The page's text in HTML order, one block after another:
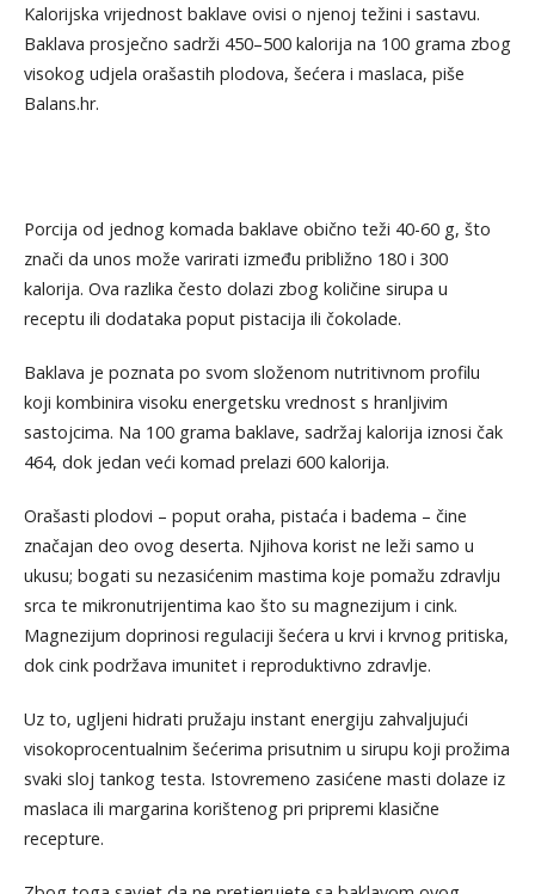
Kalorijska vrijednost baklave ovisi o njenoj težini i sastavu.
Baklava prosječno sadrži 450–500 kalorija na 100 grama zbog
visokog udjela orašastih plodova, šećera i maslaca, piše
Balans.hr.
Porcija od jednog komada baklave obično teži 40-60 g, što
znači da unos može varirati između približno 180 i 300
kalorija. Ova razlika često dolazi zbog količine sirupa u
receptu ili dodataka poput pistacija ili čokolade.
Baklava je poznata po svom složenom nutritivnom profilu
koji kombinira visoku energetsku vrednost s hranljivim
sastojcima. Na 100 grama baklave, sadržaj kalorija iznosi čak
464, dok jedan veći komad prelazi 600 kalorija.
Orašasti plodovi – poput oraha, pistaća i badema – čine
značajan deo ovog deserta. Njihova korist ne leži samo u
ukusu; bogati su nezasićenim mastima koje pomažu zdravlju
srca te mikronutrijentima kao što su magnezijum i cink.
Magnezijum doprinosi regulaciji šećera u krvi i krvnog pritiska,
dok cink podržava imunitet i reproduktivno zdravlje.
Uz to, ugljeni hidrati pružaju instant energiju zahvaljujući
visokoprocentualnim šećerima prisutnim u sirupu koji prožima
svaki sloj tankog testa. Istovremeno zasićene masti dolaze iz
maslaca ili margarina korištenog pri pripremi klasične
recepture.